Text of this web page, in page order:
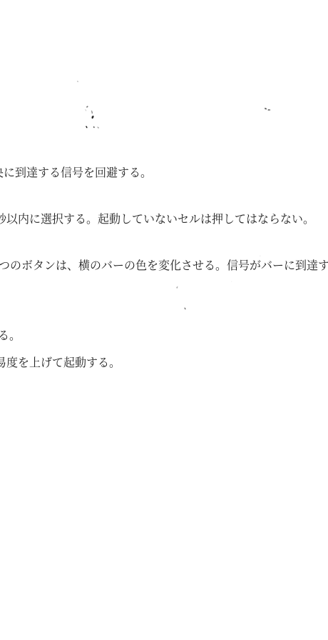
到達する信号を回避する。
内に選択する。起動していないセルは押してはならない。
ボタンは、横のバーの色を変化させる。信号がバーに到達
を上げて起動する。